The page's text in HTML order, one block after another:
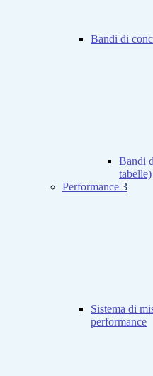
Bandi di
Bandi
tabelle)
Performance 3
Sistema di
performance